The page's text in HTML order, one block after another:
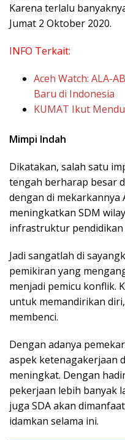
Karena terlalu
Jumat 2 Oktober 2020.
INFO Terkait:
Aceh Watch: ALA-
Baru di Indonesia
KUMAT Ikut
Mimpi Indah
Dikatakan, salah satu
tengah berharap besar
dengan di mekarkannya
meningkatkan SDM
infrastruktur pendidikan
Jadi sangatlah di
pemikiran yang
menjadi pemicu konflik.
untuk memandirikan
membenci.
Dengan adanya
aspek ketenagakerjaan
meningkat. Dengan
pekerjaan lebih banyak
juga SDA akan
idamkan selama ini.